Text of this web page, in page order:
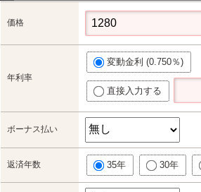
価格
年利率
変動金利 (0.750％)
直接入力する
ボーナス払い
返済年数 35年 30年